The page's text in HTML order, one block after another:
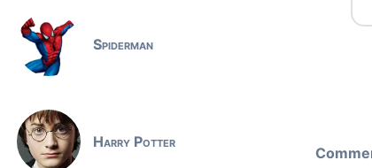
Spiderman
Harry Potter